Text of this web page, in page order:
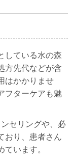
している水の森
方先代などが含
はかかりませ
フターケアも魅
セリングや、必
おり、患者さん
います。